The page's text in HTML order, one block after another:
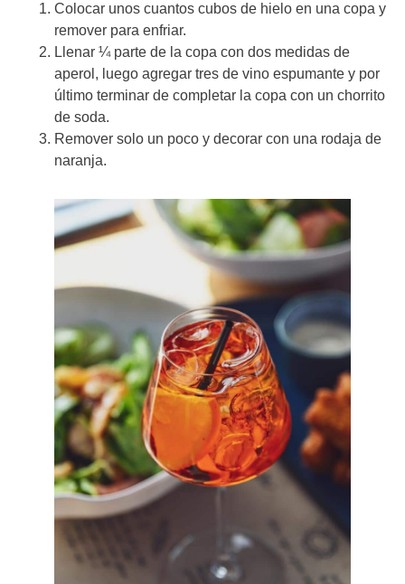
Colocar unos cuantos cubos de hielo en una copa y
remover para enfriar.
Llenar ¼ parte de la copa con dos medidas de
aperol, luego agregar tres de vino espumante y por
último terminar de completar la copa con un chorrito
de soda.
Remover solo un poco y decorar con una rodaja de
naranja.